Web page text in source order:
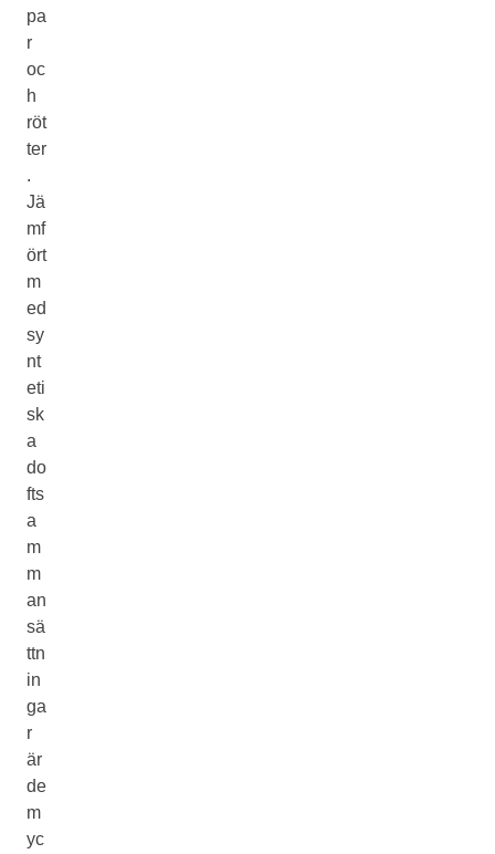
pa
r
oc
h
röt
ter
.
Jä
mf
ört
m
ed
sy
nt
eti
sk
a
do
fts
a
m
m
an
sä
ttn
in
ga
r
är
de
m
yc